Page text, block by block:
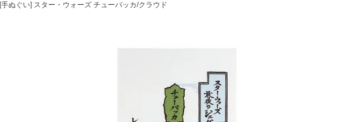
[手ぬぐい] スター・ウォーズ チューバッカ/クラウド